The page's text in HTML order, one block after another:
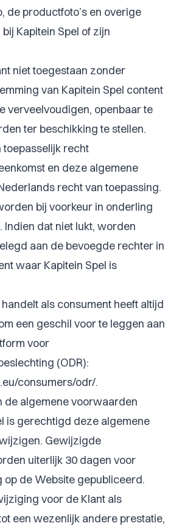
de productfoto’s en overige
Kapitein Spel of zijn
niet toegestaan zonder
van Kapitein Spel content
verveelvoudigen, openbaar te
ter beschikking te stellen.
toepasselijk recht
en deze algemene
recht van toepassing.
bij voorkeur in onderling
Indien dat niet lukt, worden
aan de bevoegde rechter in
waar Kapitein Spel is
handelt als consument heeft altijd
een geschil voor te leggen aan
voor
(ODR):
consumers/odr/.
de algemene voorwaarden
is gerechtigd deze algemene
Gewijzigde
uiterlijk 30 dagen voor
de Website gepubliceerd.
voor de Klant als
een wezenlijk andere prestatie,